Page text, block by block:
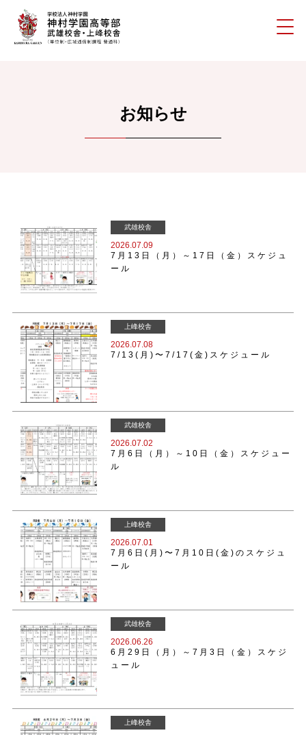
お知らせ
武雄校舎
2026.07.09
7月13日（月）～17日（金）スケジュ
ール
上峰校舎
2026.07.08
7/13(月)〜7/17(金)スケジュール
武雄校舎
2026.07.02
7月6日（月）～10日（金）スケジュー
ル
上峰校舎
2026.07.01
7月6日(月)〜7月10日(金)のスケジュ
ール
武雄校舎
2026.06.26
6月29日（月）～7月3日（金）スケジ
ュール
上峰校舎